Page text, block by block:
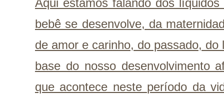
Aqui estamos falando dos
bebê se desenvolve, da
de amor e carinho, do passado,
base do nosso desenvolvimento
que acontece neste período da